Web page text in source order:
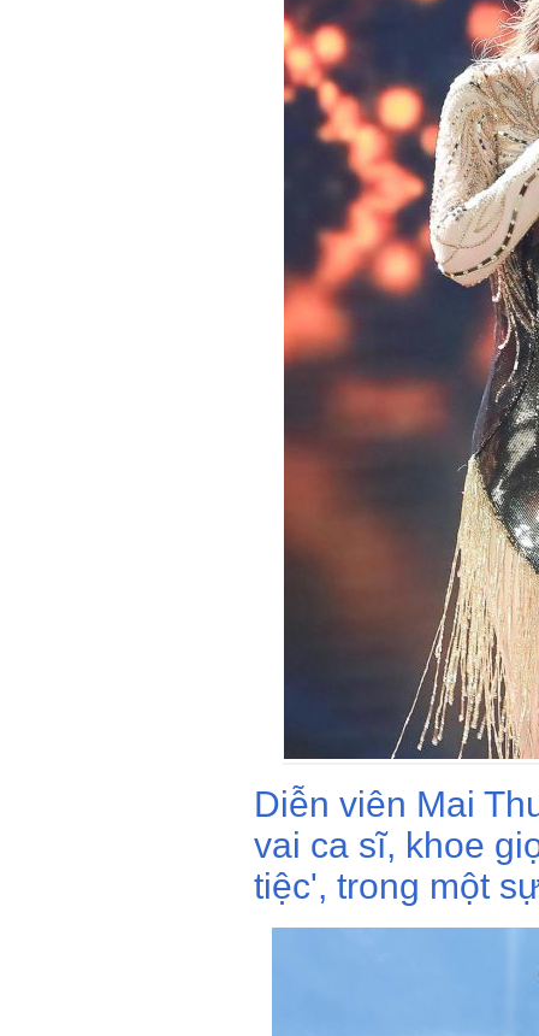
Diễn viên Mai
vai ca sĩ, khoe
tiệc', trong một